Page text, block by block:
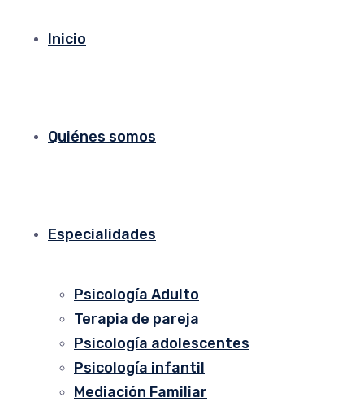
Inicio
Quiénes somos
Especialidades
Psicología Adulto
Terapia de pareja
Psicología adolescentes
Psicología infantil
Mediación Familiar